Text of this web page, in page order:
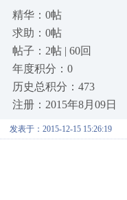
精华：0帖
求助：0帖
帖子：2帖 | 60回
年度积分：0
历史总积分：473
注册：2015年8月09日
发表于：2015-12-15 15:26:19